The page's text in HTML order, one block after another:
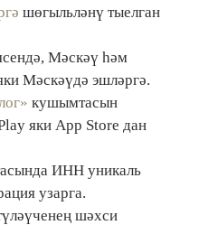
шөгыльләнү тыелган
Мәскәү һәм
Мәскәүдә эшләргә.
кушымтасын
яки App Store дан
ИНН уникаль
узарга.
шәхси